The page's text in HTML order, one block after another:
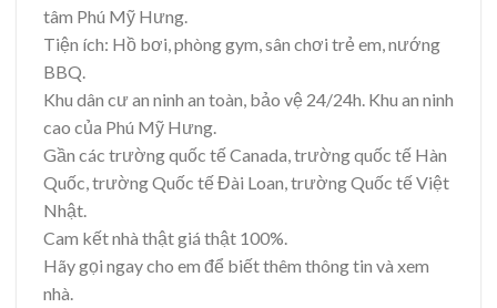
tâm Phú Mỹ Hưng.
Tiện ích: Hồ bơi, phòng gym, sân chơi trẻ em, nướng
BBQ.
Khu dân cư an ninh an toàn, bảo vệ 24/24h. Khu an ninh
cao của Phú Mỹ Hưng.
Gần các trường quốc tế Canada, trường quốc tế Hàn
Quốc, trường Quốc tế Đài Loan, trường Quốc tế Việt
Nhật.
Cam kết nhà thật giá thật 100%.
Hãy gọi ngay cho em để biết thêm thông tin và xem
nhà.